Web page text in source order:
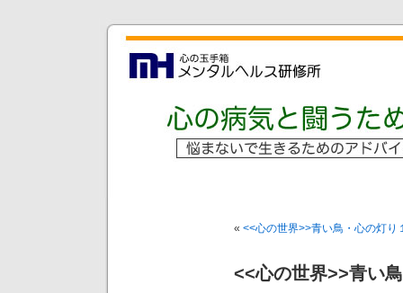
« <<心の世界>>青い鳥・心の灯り
<<心の世界>>青い